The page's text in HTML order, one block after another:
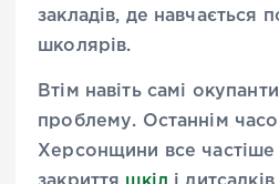
закладів, де навчається
школярів.
Втім навіть самі
проблему. Останнім
Херсонщини все